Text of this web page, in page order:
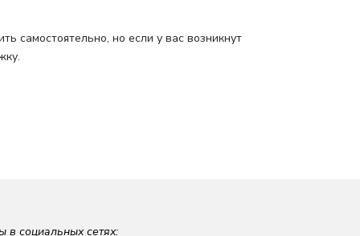
самостоятельно, но если у вас возникнут
в социальных сетях: